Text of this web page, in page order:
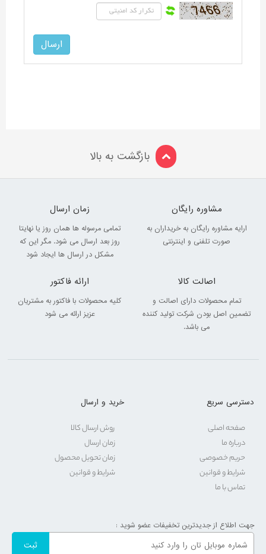
بازگشت به بالا
مشاوره رایگان
ارایه مشاوره رایگان به خریداران به
صورت تلفنی و اینترنتی
زمان ارسال
تمامی مرسوله ها همان روز یا نهایتا
روز بعد ارسال می شود. مگر این که
مشکل در ارسال ها ایجاد شود
اصالت کالا
تمام محصولات دارای اصالت و
تضمین اصل بودن شرکت تولید کننده
می باشد.
ارائه فاکتور
کلیه محصولات با فاکتور به مشتریان
عزیز ارائه می شود
دسترسی سریع
صفحه اصلی
درباره ما
حریم خصوصی
شرایط و قوانین
تماس با ما
خرید و ارسال
روش ارسال کالا
زمان ارسال
زمان تحویل محصول
شرایط و قوانین
جهت اطلاع از جدیدترین تخفیفات عضو شوید :